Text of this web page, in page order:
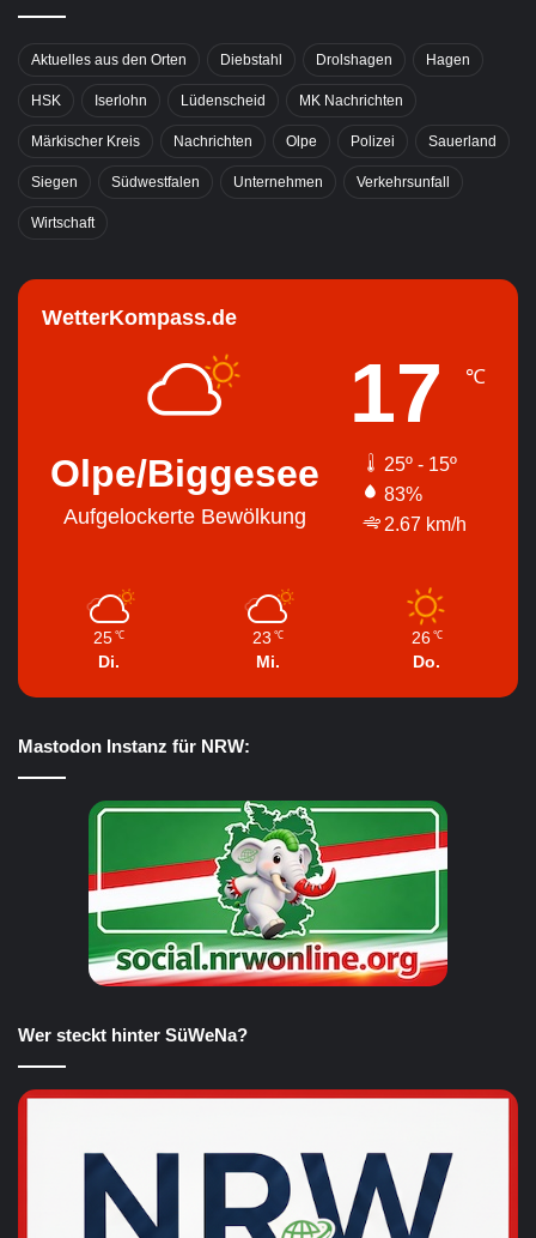
Aktuelles aus den Orten Diebstahl Drolshagen Hagen
HSK Iserlohn Lüdenscheid MK Nachrichten
Märkischer Kreis Nachrichten Olpe Polizei Sauerland
Siegen Südwestfalen Unternehmen Verkehrsunfall
Wirtschaft
WetterKompass.de
Olpe/Biggesee
Aufgelockerte Bewölkung
17 ℃
25º - 15º
83%
2.67 km/h
25 ℃
Di.
23 ℃
Mi.
26 ℃
Do.
Mastodon Instanz für NRW:
Wer steckt hinter SüWeNa?